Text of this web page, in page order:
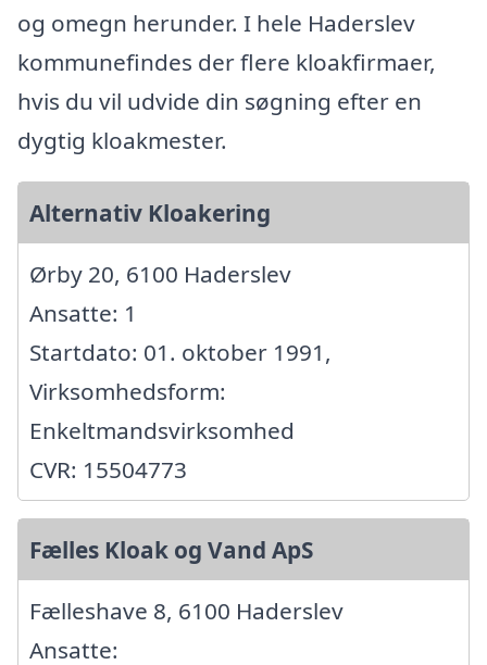
og omegn herunder. I hele Haderslev
kommunefindes der flere kloakfirmaer,
hvis du vil udvide din søgning efter en
dygtig kloakmester.
Alternativ Kloakering
Ørby 20, 6100 Haderslev
Ansatte: 1
Startdato: 01. oktober 1991,
Virksomhedsform:
Enkeltmandsvirksomhed
CVR: 15504773
Fælles Kloak og Vand ApS
Fælleshave 8, 6100 Haderslev
Ansatte: